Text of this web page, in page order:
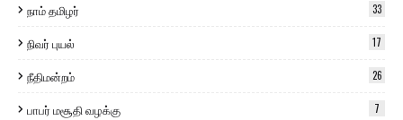
நாம் தமிழர் 33
நிவர் புயல் 17
நீதிமன்றம் 26
பாபர் மசூதி வழக்கு 7